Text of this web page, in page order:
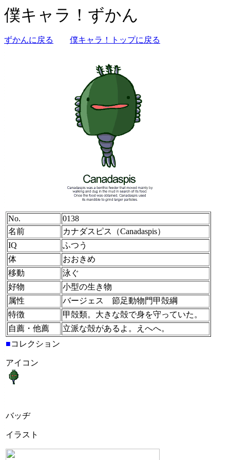
僕キャラ！ずかん
ずかんに戻る 僕キャラ！トップに戻る
No.
0138
名前
カナダスピス（Canadaspis）
IQ
ふつう
体
おおきめ
移動
泳ぐ
好物
小型の生き物
属性
バージェス 節足動物門甲殻綱
特徴
甲殻類。大きな殻で身を守っていた。
自薦・他薦
立派な殻があるよ。えへへ。
■コレクション
アイコン
バッヂ
イラスト